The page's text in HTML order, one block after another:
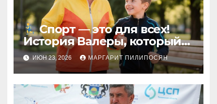
Спорт — это для всех!
История Валеры, который
изменил своё мнение
ИЮН 23, 2026 МАРГАРИТ ПИЛИПОСЯН